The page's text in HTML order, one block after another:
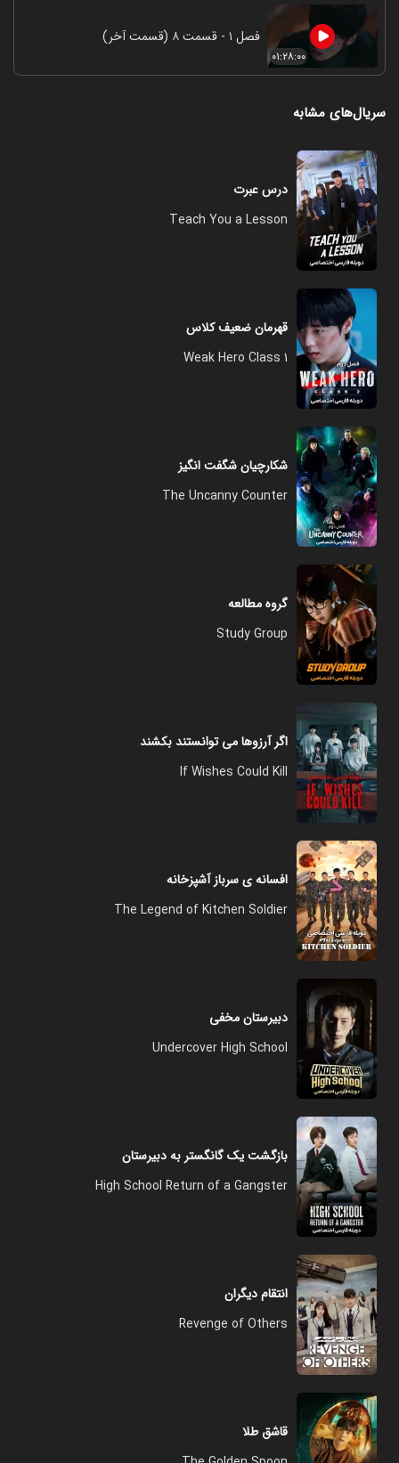
۰۱:۲۸:۰۰
فصل ۱ - قسمت ۸ (قسمت آخر)
سریال‌های مشابه
درس عبرت
Teach You a Lesson
قهرمان ضعیف کلاس
Weak Hero Class 1
شکارچیان شگفت انگیز
The Uncanny Counter
گروه مطالعه
Study Group
اگر آرزوها می توانستند بکشند
If Wishes Could Kill
افسانه ی سرباز آشپزخانه
The Legend of Kitchen Soldier
دبیرستان مخفی
Undercover High School
بازگشت یک گانگستر به دبیرستان
High School Return of a Gangster
انتقام دیگران
Revenge of Others
قاشق طلا